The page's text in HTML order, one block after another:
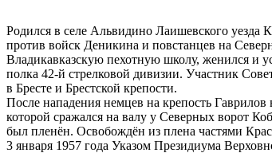
Родился в селе Альвидино Лаишевского уезда
против войск Деникина и повстанцев на
Владикавказскую пехотную школу, женился и
полка 42-й стрелковой дивизии. Участник
в Бресте и Брестской крепости.
После нападения немцев на крепость Гаврилов
которой сражался на валу у Северных ворот
был пленён. Освобождён из плена частями
3 января 1957 года Указом Президиума